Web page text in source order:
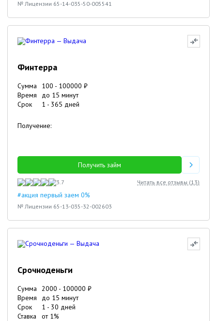
№ Лицензии 65-14-035-50-005541
Финтерра
Сумма 100 - 100000 ₽
Время
до 15 минут
Срок
1 - 365 дней
Получение:
Получить займ
3.7 Читать все отзывы (13)
#акция первый заем 0%
№ Лицензии 65-13-035-32-002603
Срочноденьги
Сумма 2000 - 100000 ₽
Время
до 15 минут
Срок
1 - 30 дней
Ставка
от 1%